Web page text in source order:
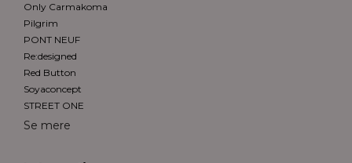
Only Carmakoma
Pilgrim
PONT NEUF
Re:designed
Red Button
Soyaconcept
STREET ONE
Se mere